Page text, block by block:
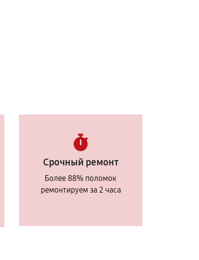
Срочный ремонт
Более 88% поломок
ремонтируем за 2 часа